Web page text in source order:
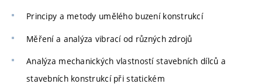
Principy a metody umělého buzení konstrukcí
Měření a analýza vibrací od různých zdrojů
Analýza mechanických vlastností stavebních dílců a
stavebních konstrukcí při statickém